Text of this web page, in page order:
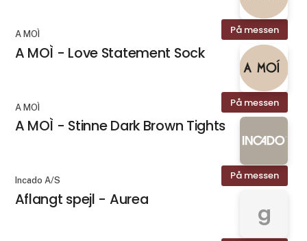
På messen
A MOÌ
A MOÌ - Love Statement Sock
På messen
A MOÌ
A MOÌ - Stinne Dark Brown Tights
På messen
Incado A/S
Aflangt spejl - Aurea
g